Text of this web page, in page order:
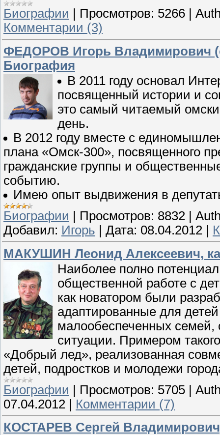
Биографии
Просмотров: 5266
Комментарии (3)
ФЕДОРОВ Игорь Владимирович
Биография
В 2011 году основал
посвященный истории и
это самый читаемый
день.
В 2012 году вместе с
плана «Омск-300», посвященного
гражданские группы и
событию.
Имею опыт выдвижения в
Биографии
Просмотров: 8832
Добавил: Игорь Дата: 08.04.2012
МАКУШИН Леонид Алексеевич,
Наиболее полно
общественной работе с
как новатором были
адаптированные для
малообеспеченных семей,
ситуации. Примером
«Добрый лед», реализованная
детей, подростков и молодежи
Биографии | Просмотров: 5705 |
07.04.2012 | Комментарии (7)
КОСТАРЕВ Сергей